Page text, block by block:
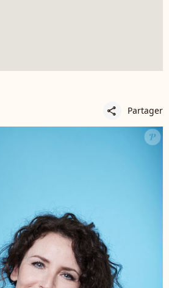
share Partager